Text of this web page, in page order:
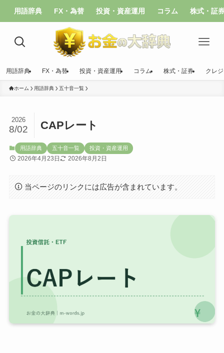
用語辞典 FX・為替 投資・資産運用 コラム 株式・証
用語辞典 FX・為替 投資・資産運用 コラム 株式・証券 クレ
ホーム 用語辞典 五十音一覧
CAPレート
2026
8/02
用語辞典 五十音一覧 投資・資産運用
2026年4月23日 2026年8月2日
当ページのリンクには広告が含まれています。